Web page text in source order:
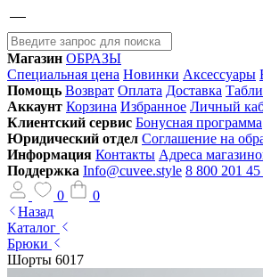
Магазин ОБРАЗЫ
Специальная цена Новинки Аксессуары
Помощь Возврат Оплата Доставка
Аккаунт Корзина Избранное Личный
Клиентский сервис Бонусная программа
Юридический отдел Соглашение на
Информация Контакты Адреса
Поддержка Info@cuvee.style 8 800 201 45
0
0
Назад
Каталог
Брюки
Шорты 6017